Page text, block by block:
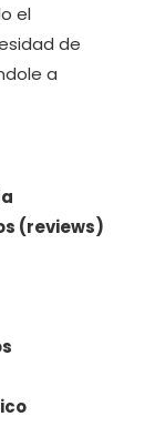
el
de
a
(reviews)